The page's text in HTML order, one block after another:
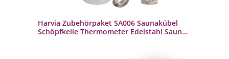
Harvia Zubehörpaket SA006 Saunakübel
Schöpfkelle Thermometer Edelstahl Sauna